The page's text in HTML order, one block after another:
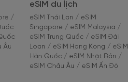
/
Âu
eSIM du lịch
eSIM Thái Lan / eSIM
Singapore / eSIM Malaysia /
eSIM Trung Quốc / eSIM Đài
Loan / eSIM Hong Kong / eSIM
Hàn Quốc / eSIM Nhật Bản /
eSIM Châu Âu / eSIM Ấn Độ